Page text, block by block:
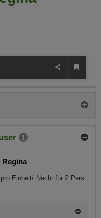
1
pro Einheit/ Nacht für 2 Pers.